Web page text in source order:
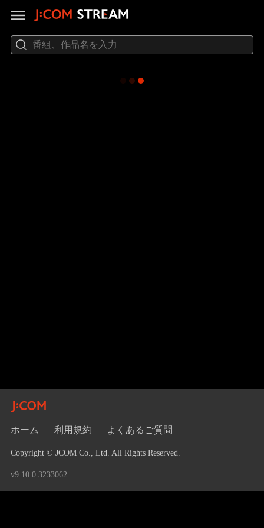
ホーム 利用規約 よくあるご質問
Copyright © JCOM Co., Ltd. All Rights Reserved.
v9.10.0.3233062